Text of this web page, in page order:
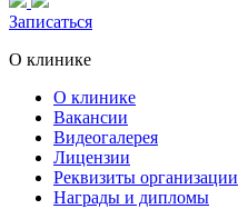
Записаться
О клинике
О клинике
Вакансии
Видеогалерея
Лицензии
Реквизиты организации
Награды и дипломы